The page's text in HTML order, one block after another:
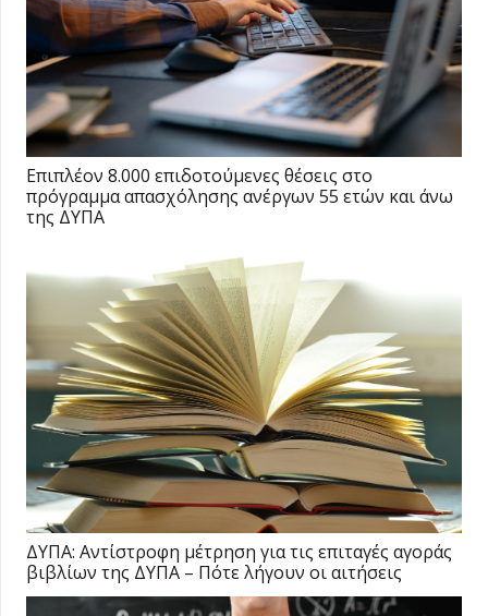
Επιπλέον 8.000 επιδοτούμενες θέσεις στο
πρόγραμμα απασχόλησης ανέργων 55 ετών και άνω
της ΔΥΠΑ
ΔΥΠΑ: Αντίστροφη μέτρηση για τις επιταγές αγοράς
βιβλίων της ΔΥΠΑ – Πότε λήγουν οι αιτήσεις